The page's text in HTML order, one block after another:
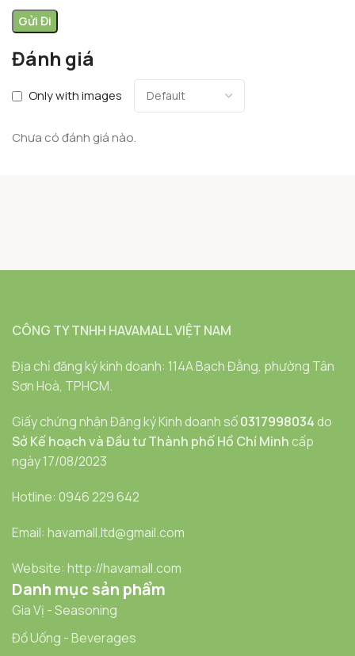
Đánh giá
Only with images
Chưa có đánh giá nào.
CÔNG TY TNHH HAVAMALL VIỆT NAM
Địa chỉ đăng ký kinh doanh: 114A Bạch Đằng, phường Tân
Sơn Hoà, TPHCM.
Giấy chứng nhận Đăng ký Kinh doanh số0317998034 do
Sở Kế hoạch và Đầu tư Thành phố Hồ Chí Minh cấp
ngày 17/08/2023
Hotline: 0946 229 642
Email: havamall.ltd@gmail.com
Website: http://havamall.com
Danh mục sản phẩm
Gia Vị - Seasoning
Đồ Uống - Beverages